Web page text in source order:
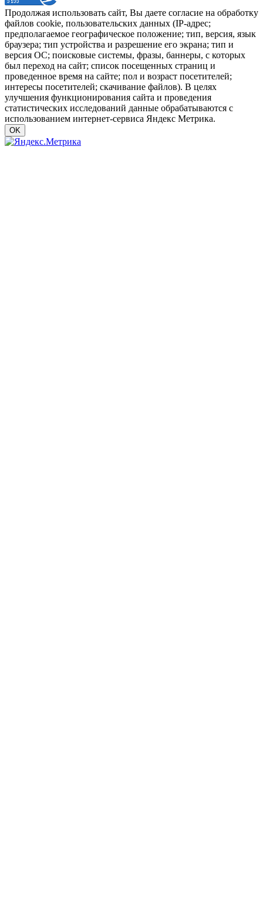
Продолжая использовать сайт, Вы даете согласие на обработку
файлов cookie, пользовательских данных (IP-адрес;
предполагаемое географическое положение; тип, версия, язык
браузера; тип устройства и разрешение его экрана; тип и
версия ОС; поисковые системы, фразы, баннеры, с которых
был переход на сайт; список посещенных страниц и
проведенное время на сайте; пол и возраст посетителей;
интересы посетителей; скачивание файлов). В целях
улучшения функционирования сайта и проведения
статистических исследований данные обрабатываются с
использованием интернет-сервиса Яндекс Метрика.
OK